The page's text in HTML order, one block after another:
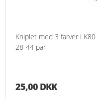
Kniplet med 3 farver i K80
28-44 par
25,00 DKK